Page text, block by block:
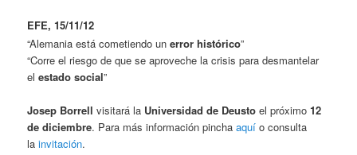
EFE, 15/11/12
“Alemania está cometiendo unerror histórico”
“Corre el riesgo de que se aproveche la crisis para desmantelar
elestado social”
Josep Borrell visitará la Universidad de Deusto el próximo12
de diciembre. Para más información pinchaaquí o consulta
lainvitación.